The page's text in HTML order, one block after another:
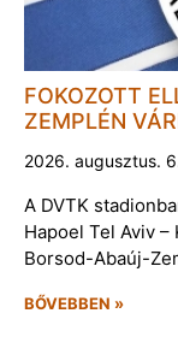
FOKOZOTT
ZEMPLÉN
2026. augusztus.
A DVTK
Hapoel Tel Aviv
Borsod-Abaúj-
BŐVEBBEN »